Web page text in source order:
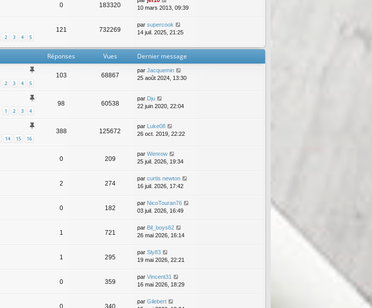
0 183320
10 mars 2013, 09:39
2 3 4 5
121 732269
par supercook
14 juil. 2025, 21:25
Réponses Vues Dernier message
2 3 4 5
103 68867
par Jacquemin
25 août 2024, 13:30
1 2 3 4
98 60538
par Dju
22 juin 2020, 22:04
14 15 16
388 125672
par Luke08
26 oct. 2019, 22:22
0 209
par Wenrow
25 juil. 2026, 19:34
2 274
par curtis newton
16 juil. 2026, 17:42
0 182
par NicoTouran76
03 juil. 2026, 16:49
1 721
par Bil_boys62
26 mai 2026, 16:14
1 295
par Sly83
19 mai 2026, 22:21
0 359
par Vincent31
16 mai 2026, 18:29
0 340
par Gilebert